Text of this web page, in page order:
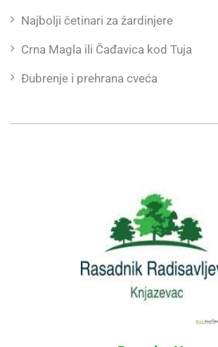
Najbolji četinari za žardinjere
Crna Magla ili Čađavica kod Tuja
Đubrenje i prehrana cveća